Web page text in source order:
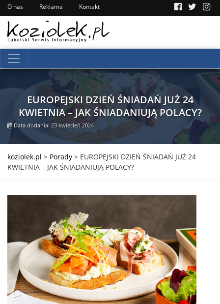
O nas Reklama Kontakt
EUROPEJSKI DZIEŃ ŚNIADAŃ JUŻ 24
KWIETNIA – JAK ŚNIADANIUJĄ POLACY?
Data dodania: 23 kwiecień 2024
koziolek.pl > Porady > EUROPEJSKI DZIEŃ ŚNIADAŃ JUŻ 24
KWIETNIA – JAK ŚNIADANIUJĄ POLACY?